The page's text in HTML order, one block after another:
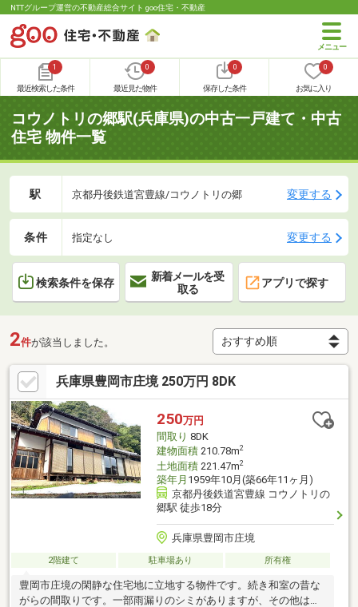
NTTグループ運営の不動産総合サイト goo住宅・不動産
1
最近検索した条件
0
最近見た物件
0
保存した条件
0
お気に入り
コウノトリの郷駅(兵庫県)の中古一戸建て・中古
住宅 物件一覧
駅 京都丹後鉄道宮豊線/コウノトリの郷 変更する
条件 指定なし 変更する
検索条件を保存
新着メールを受
取る
アプリで探す
2件が該当しました。
兵庫県豊岡市庄境 250万円 8DK
250万円
間取り 8DK
建物面積210.78m2
土地面積221.47m2
築年月 1959年10月(築66年11ヶ月)
京都丹後鉄道宮豊線 コウノトリの
郷駅 徒歩18分
兵庫県豊岡市庄境
2階建て 駐車場あり 所有権
豊岡市庄境の閑静な住宅地に立地する物件です。続き和室の昔な
がらの間取りです。一部雨漏りのシミがありますが、その他は比